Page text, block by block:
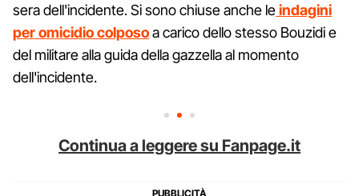
sera dell'incidente. Si sono chiuse anche leindagini
per omicidio colposoa carico dello stesso Bouzidi e
del militare alla guida della gazzella al momento
dell'incidente.
Continua a leggere su Fanpage.it